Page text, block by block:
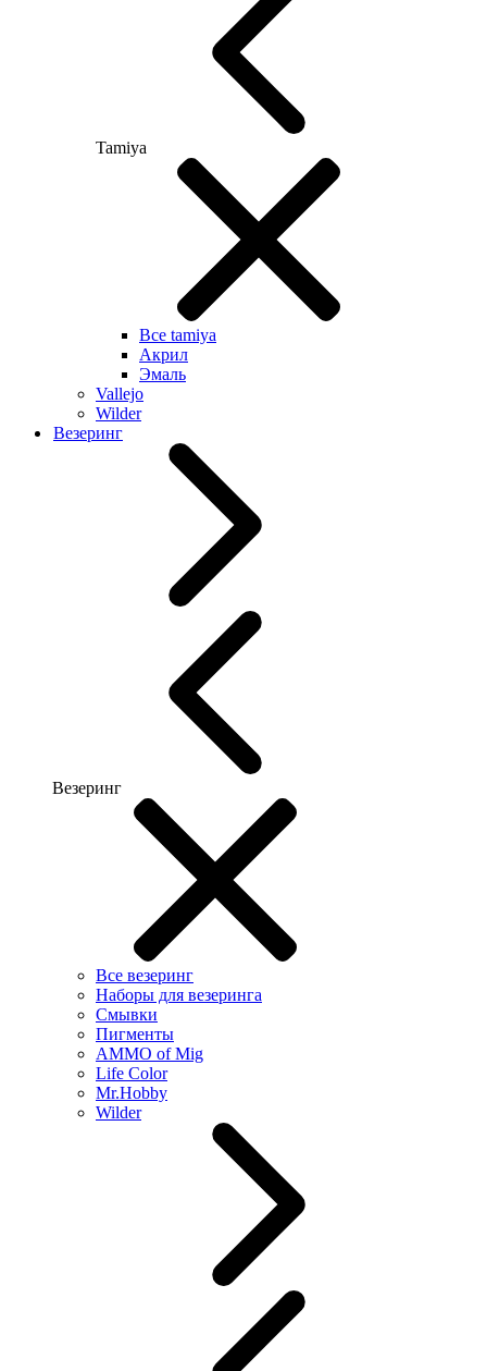
Tamiya
Все tamiya
Акрил
Эмаль
Vallejo
Wilder
Везеринг
Везеринг
Все везеринг
Наборы для везеринга
Смывки
Пигменты
AMMO of Mig
Life Color
Mr.Hobby
Wilder